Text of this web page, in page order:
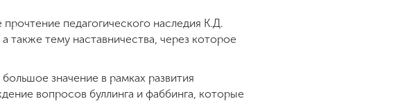
педагогического наследия К.Д.
также тему наставничества, через которое
значение в рамках развития
вопросов буллинга и фаббинга, которые